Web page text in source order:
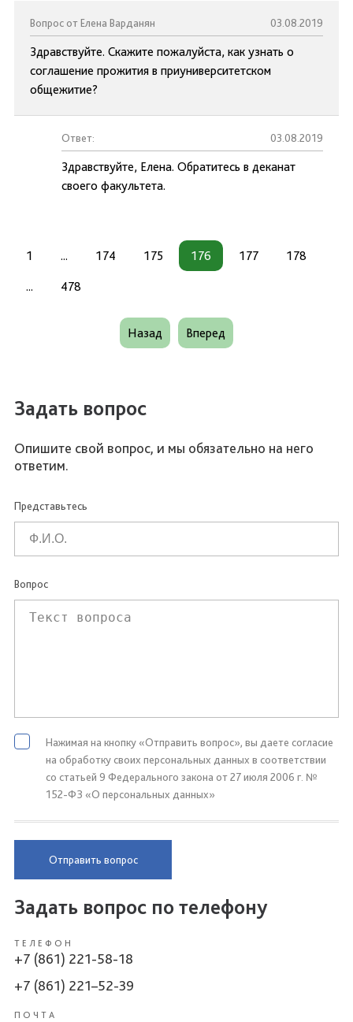
Вопрос от Елена Варданян 03.08.2019
Здравствуйте. Скажите пожалуйста, как узнать о
соглашение прожития в приуниверситетском
общежитие?
Ответ: 03.08.2019
Здравствуйте, Елена. Обратитесь в деканат
своего факультета.
1 ... 174 175 176 177 178
... 478
Назад Вперед
Задать вопрос
Опишите свой вопрос, и мы обязательно на него
ответим.
Представьтесь
Вопрос
Нажимая на кнопку «Отправить вопрос», вы даете согласие
на обработку своих персональных данных в соответствии
со статьей 9 Федерального закона от 27 июля 2006 г. №
152-ФЗ «О персональных данных»
Отправить вопрос
Задать вопрос по телефону
ТЕЛЕФОН
+7 (861) 221-58-18
+7 (861) 221–52-39
ПОЧТА